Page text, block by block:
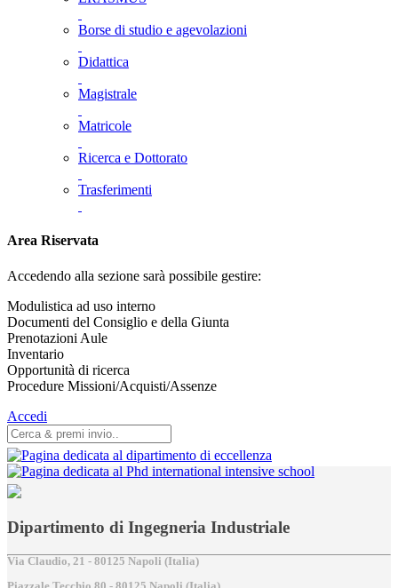
Borse di studio e agevolazioni
Didattica
Magistrale
Matricole
Ricerca e Dottorato
Trasferimenti
Area Riservata
Accedendo alla sezione sarà possibile gestire:
Modulistica ad uso interno
Documenti del Consiglio e della Giunta
Prenotazioni Aule
Inventario
Opportunità di ricerca
Procedure Missioni/Acquisti/Assenze
Accedi
Dipartimento di Ingegneria Industriale
Via Claudio, 21 - 80125 Napoli (Italia)